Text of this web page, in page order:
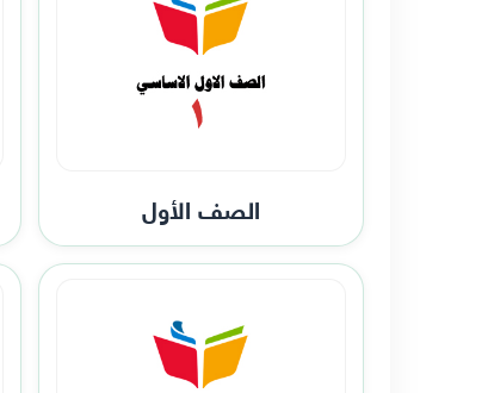
الصف الأول